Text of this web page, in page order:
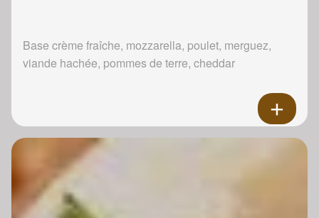
Base crème fraîche, mozzarella, poulet, merguez,
viande hachée, pommes de terre, cheddar